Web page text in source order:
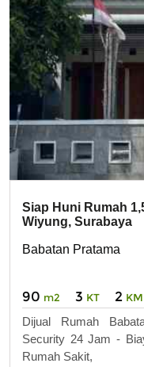
Siap Huni Rumah
Wiyung, Surabaya
Babatan Pratama
90 m2 3 KT 2 KM
Dijual Rumah
Security 24 Jam -
Rumah Sakit,